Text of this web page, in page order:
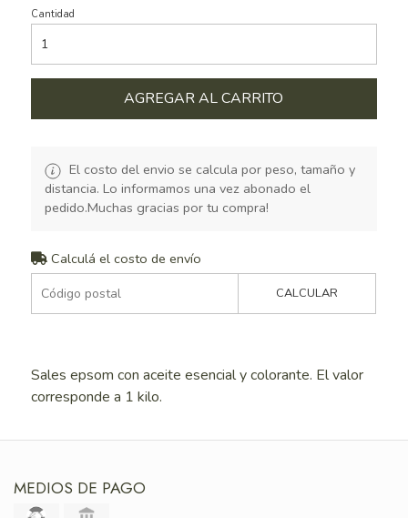
Cantidad
AGREGAR AL CARRITO
El costo del envio se calcula por peso, tamaño y
distancia. Lo informamos una vez abonado el
pedido.Muchas gracias por tu compra!
Calculá el costo de envío
CALCULAR
Sales epsom con aceite esencial y colorante. El valor
corresponde a 1 kilo.
MEDIOS DE PAGO